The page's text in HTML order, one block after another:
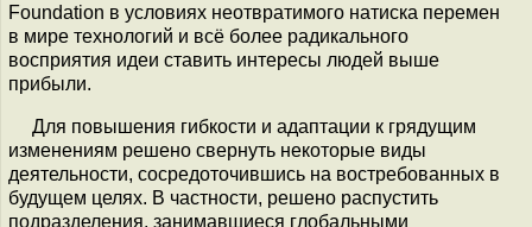
Foundation в условиях неотвратимого натиска перемен
в мире технологий и всё более радикального
восприятия идеи ставить интересы людей выше
прибыли.
Для повышения гибкости и адаптации к грядущим
изменениям решено свернуть некоторые виды
деятельности, сосредоточившись на востребованных в
будущем целях. В частности, решено распустить
подразделения, занимавшиеся глобальными